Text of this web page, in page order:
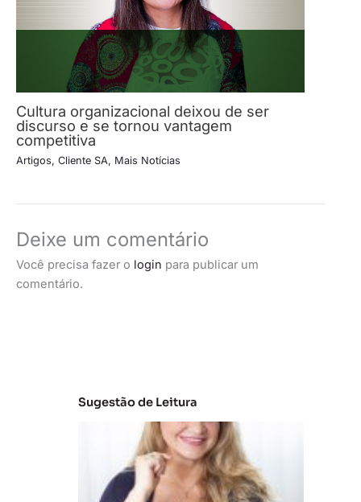
Cultura organizacional deixou de ser
discurso e se tornou vantagem
competitiva
Artigos, Cliente SA, Mais Notícias
Deixe um comentário
Você precisa fazer o login para publicar um
comentário.
Sugestão de Leitura